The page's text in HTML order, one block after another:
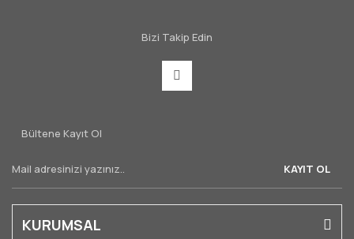
Bizi Takip Edin
Bültene Kayıt Ol
KAYIT OL
KURUMSAL